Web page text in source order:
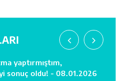
yaptırmıştım,
sonuç oldu! - 08.01.2026